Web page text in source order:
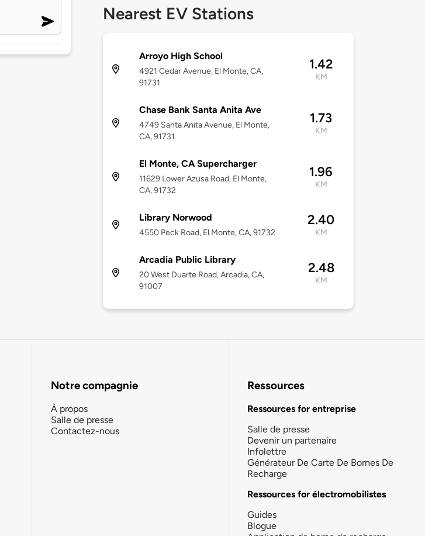
Nearest EV Stations
Arroyo High School
4921 Cedar Avenue, El Monte, CA,
91731
1.42
KM
Chase Bank Santa Anita Ave
4749 Santa Anita Avenue, El Monte,
CA, 91731
1.73
KM
El Monte, CA Supercharger
11629 Lower Azusa Road, El Monte,
CA, 91732
1.96
KM
Library Norwood
4550 Peck Road, El Monte, CA, 91732
2.40
KM
Arcadia Public Library
20 West Duarte Road, Arcadia, CA,
91007
2.48
KM
Notre compagnie
À propos
Salle de presse
Contactez-nous
Ressources
Ressources for entreprise
Salle de presse
Devenir un partenaire
Infolettre
Générateur De Carte De Bornes De
Recharge
Ressources for électromobilistes
Guides
Blogue